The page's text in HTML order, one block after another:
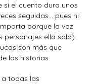
si el cuento dura unos
seguidas… pues ni
porque la voz
personajes ella sola)
son más que
las historias.
todas las